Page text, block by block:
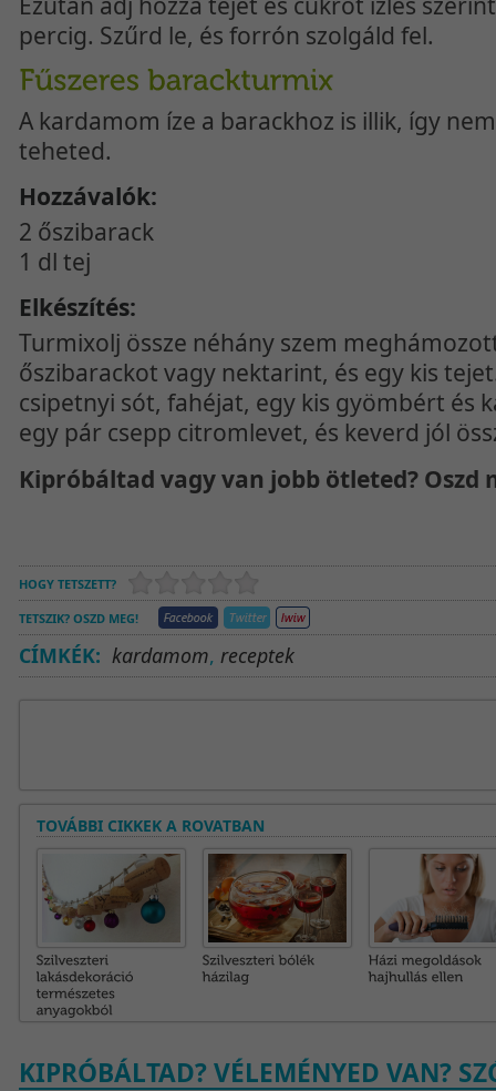
percig. Szűrd le, és forrón szolgáld fel.
A kardamom íze a barackhoz is illik, így
teheted.
Hozzávalók:
2 őszibarack
1 dl tej
Elkészítés:
Turmixolj össze néhány szem
őszibarackot vagy nektarint, és egy kis
csipetnyi sót, fahéjat, egy kis gyömbért és
egy pár csepp citromlevet, és keverd jól
Kipróbáltad vagy van jobb ötleted? Oszd
HOGY TETSZETT?
TETSZIK? OSZD MEG!
CÍMKÉK: kardamom, receptek
TOVÁBBI CIKKEK A ROVATBAN
KIPRÓBÁLTAD? VÉLEMÉNYED VAN?